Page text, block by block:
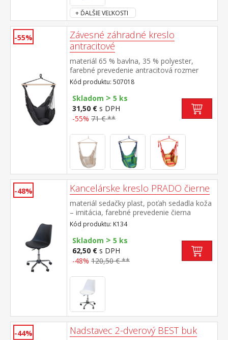
+ ĎALŠIE VEĽKOSTI
-55%
Závesné záhradné kreslo
antracitové
materiál 65 % bavlna, 35 % polyester,
farebné prevedenie antracitová rozmer
vankúšov (š/h) 35 × 35 cm rozperka z
tvrdého masívneho dreva o priemere 3,2
cm a dĺžke 90 cm odporúčaná nosnosť do
120 kg
Kód produktu: 507018
Skladom > 5 ks
31,50 € s DPH
-55% 71 € **
-48% Kancelárske kreslo PRADO čierne
materiál sedačky plast, poťah sedadla koža
– imitácia, farebné prevedenie čierna
výškovo nastaviteľné, výška sedu 46-55 cm
kovový pochrómovaný kríž
Kód produktu: K134
Skladom > 5 ks
62,50 € s DPH
-48% 120,50 € **
-44% Nadstavec 2-dverový BEST buk